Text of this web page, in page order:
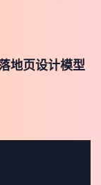
地页设计模型